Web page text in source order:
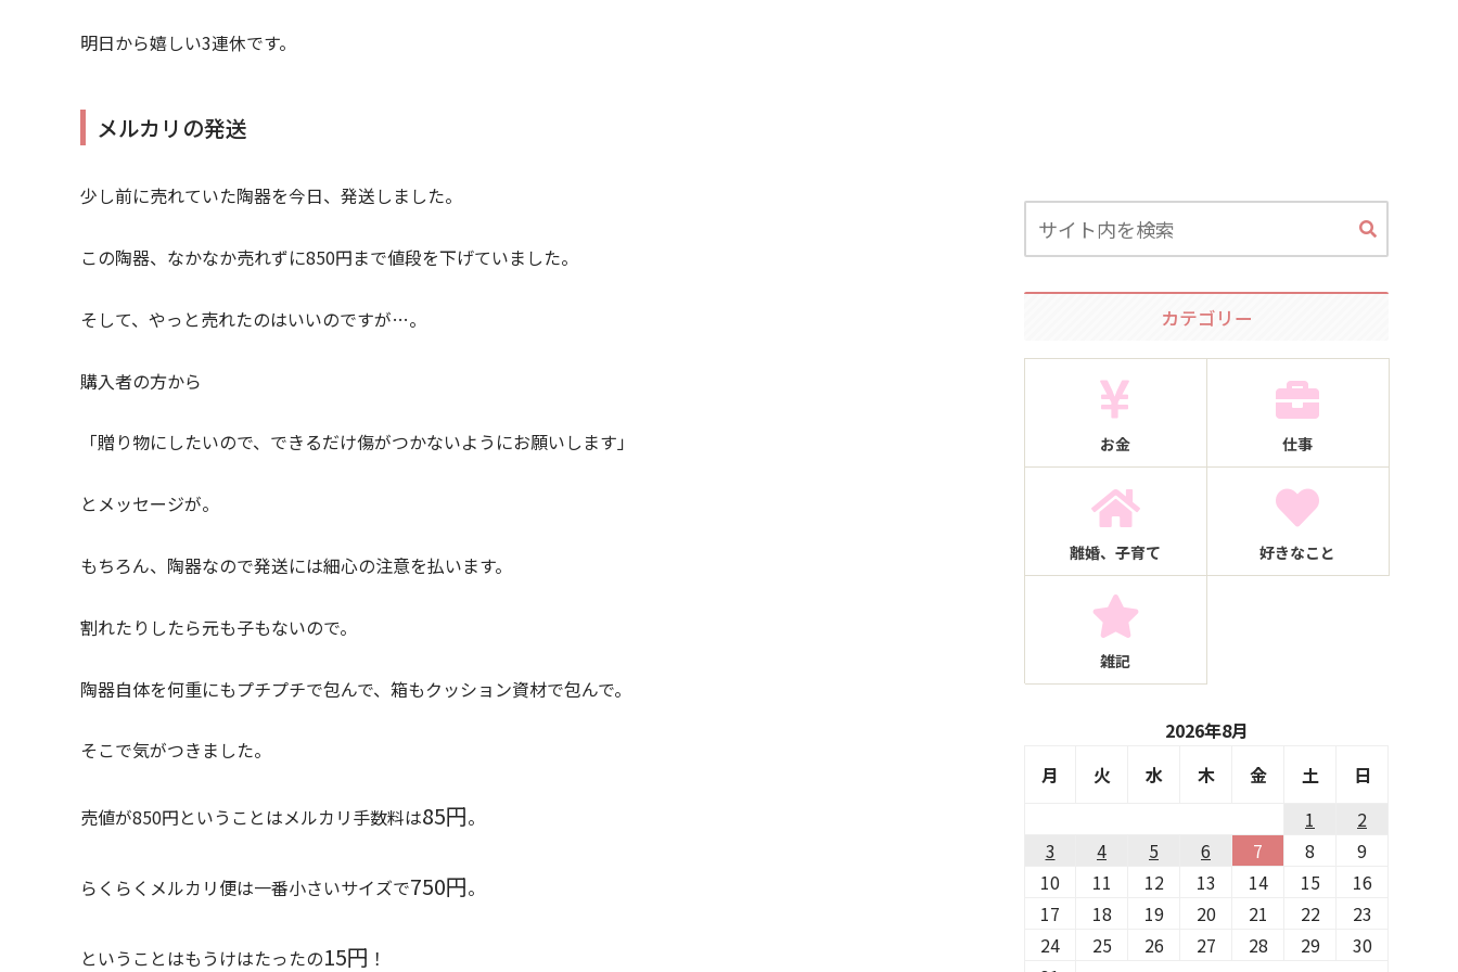
明日から嬉しい3連休です。
メルカリの発送
少し前に売れていた陶器を今日、発送しました。
この陶器、なかなか売れずに850円まで値段を下げていました。
そして、やっと売れたのはいいのですが…。
購入者の方から
「贈り物にしたいので、できるだけ傷がつかないようにお願いします」
とメッセージが。
もちろん、陶器なので発送には細心の注意を払います。
割れたりしたら元も子もないので。
陶器自体を何重にもプチプチで包んで、箱もクッション資材で包んで。
そこで気がつきました。
売値が850円ということはメルカリ手数料は85円。
らくらくメルカリ便は一番小さいサイズで750円。
ということはもうけはたったの15円 ！
カテゴリー
お金 仕事
離婚、子育て 好きなこと
雑記
2026年8月
月
火 水 木 金 土
日
1
2
3
4 5 6 7 8
9
10
11 12 13 14 15
16
17
18 19 20 21 22
23
24
25 26 27 28 29
30